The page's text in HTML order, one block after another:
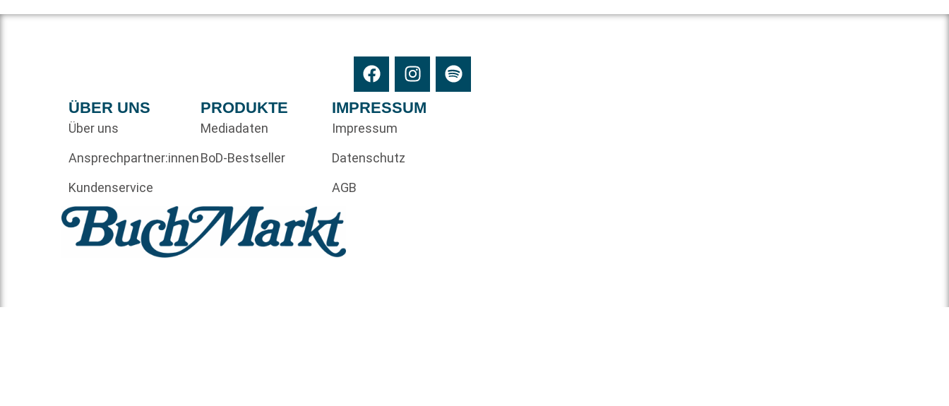
ÜBER UNS
Über uns
Ansprechpartner:innen
Kundenservice
PRODUKTE
Mediadaten
BoD-Bestseller
IMPRESSUM
Impressum
Datenschutz
AGB